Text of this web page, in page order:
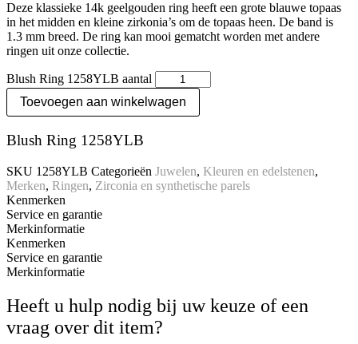
Deze klassieke 14k geelgouden ring heeft een grote blauwe topaas
in het midden en kleine zirkonia’s om de topaas heen. De band is
1.3 mm breed. De ring kan mooi gematcht worden met andere
ringen uit onze collectie.
Blush Ring 1258YLB aantal
Toevoegen aan winkelwagen
Blush Ring 1258YLB
SKU 1258YLB Categorieën Juwelen, Kleuren en edelstenen,
Merken, Ringen, Zirconia en synthetische parels
Kenmerken
Service en garantie
Merkinformatie
Kenmerken
Service en garantie
Merkinformatie
Heeft u hulp nodig bij uw keuze of een
vraag over dit item?